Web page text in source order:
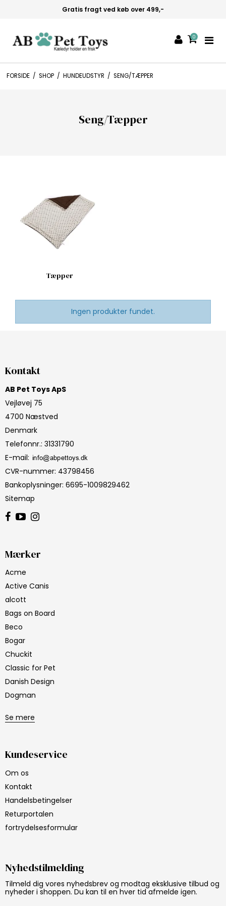
Gratis fragt ved køb over 499,-
0
FORSIDE / SHOP / HUNDEUDSTYR / SENG/TÆPPER
Seng/Tæpper
Tæpper
Ingen produkter fundet.
Kontakt
AB Pet Toys ApS
Vejløvej 75
4700 Næstved
Denmark
Telefonnr.: 31331790
E-mail:
CVR-nummer: 43798456
Bankoplysninger: 6695-1009829462
Sitemap
Mærker
Acme
Active Canis
alcott
Bags on Board
Beco
Bogar
Chuckit
Classic for Pet
Danish Design
Dogman
Se mere
Kundeservice
Om os
Kontakt
Handelsbetingelser
Returportalen
fortrydelsesformular
Nyhedstilmelding
Tilmeld dig vores nyhedsbrev og modtag eksklusive tilbud og
nyheder i shoppen. Du kan til en hver tid afmelde igen.